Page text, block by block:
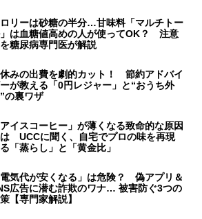
リーは砂糖の半分…甘味料「マルチトー
は血糖値高めの人が使ってOK？ 注意
糖尿病専門医が解説
みの出費を劇的カット！ 節約アドバイ
が教える「0円レジャー」と“おうち外
の裏ワザ
アイスコーヒー」が薄くなる致命的な原因
UCCに聞く、自宅でプロの味を再現
「蒸らし」と「黄金比」
電気代が安くなる」は危険？ 偽アプリ＆
広告に潜む詐欺のワナ… 被害防ぐ3つの
【専門家解説】